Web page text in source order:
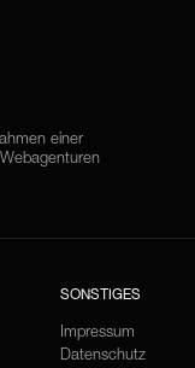
einer
SONSTIGES
Impressum
Datenschutz